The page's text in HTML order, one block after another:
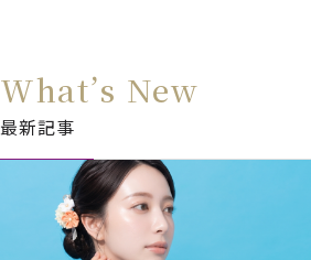
What’s New
最新記事